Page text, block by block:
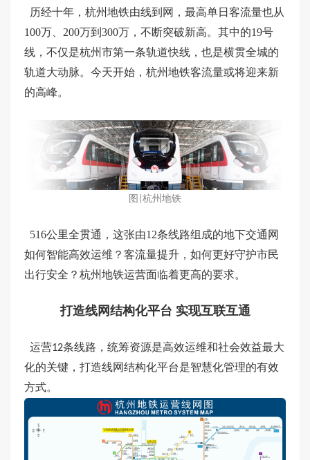
历经十年，杭州地铁由线到网，最高单日客流量也从
100万、200万到300万，不断突破新高。其中的19号
线，不仅是杭州市第一条轨道快线，也是横贯全城的
轨道大动脉。今天开始，杭州地铁客流量或将迎来新
的高峰。
图 杭州地铁
516公里全贯通，这张由12条线路组成的地下交通网
如何智能高效运维？客流量提升，如何更好守护市民
出行安全？杭州地铁运营面临着更高的要求。
打造线网结构化平台 实现互联互通
运营12条线路，统筹资源是高效运维和社会效益最大
化的关键，打造线网结构化平台是智慧化管理的有效
方式。